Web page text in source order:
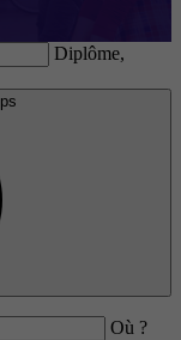
Diplôme,
Où ?